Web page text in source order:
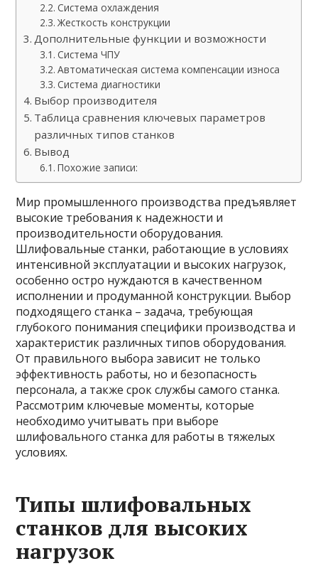
Система охлаждения
Жесткость конструкции
Дополнительные функции и возможности
Система ЧПУ
Автоматическая система компенсации износа
Система диагностики
Выбор производителя
Таблица сравнения ключевых параметров
различных типов станков
Вывод
Похожие записи:
Мир промышленного производства предъявляет
высокие требования к надежности и
производительности оборудования.
Шлифовальные станки, работающие в условиях
интенсивной эксплуатации и высоких нагрузок,
особенно остро нуждаются в качественном
исполнении и продуманной конструкции. Выбор
подходящего станка – задача, требующая
глубокого понимания специфики производства и
характеристик различных типов оборудования.
От правильного выбора зависит не только
эффективность работы, но и безопасность
персонала, а также срок службы самого станка.
Рассмотрим ключевые моменты, которые
необходимо учитывать при выборе
шлифовального станка для работы в тяжелых
условиях.
Типы шлифовальных
станков для высоких
нагрузок